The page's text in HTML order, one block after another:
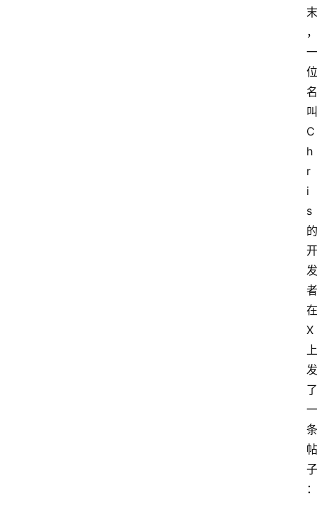
末
，
一
位
名
叫
C
h
r
i
s
的
开
发
者
在
X
上
发
了
一
条
帖
子
：